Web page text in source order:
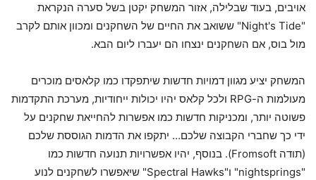
אויבים, בעוד שבלילה, אזור המשחק יקטן בשל סערה הנקראת
"Night's Tide" ששואב את החיים של השחקנים ומכוון אותם לקרב
מול בוס, אם השחקנים ינצחו הם יעברו ליום הבא.
המשחק יציע מגוון דמויות חדשות שיתפקדו כמו קלאסים מוכרים
מעולמות ה-RPG ולכל קלאס יהיו יכולות ייחודיות, מערכת התקדמות
פשוטה יותר, ומכניקות חדשות כמו אפשרות להחייאת שחקנים על
ידי כך שחברי הקבוצה שלכם… יתקפו את הדמות הגוססת שלכם
(תודה Fromsoft). בנוסף, יהיו אפשרויות תנועה חדשות כמו
"nightsprings" ו"Spectral Hawks" שיאפשרו לשחקנים לנוע